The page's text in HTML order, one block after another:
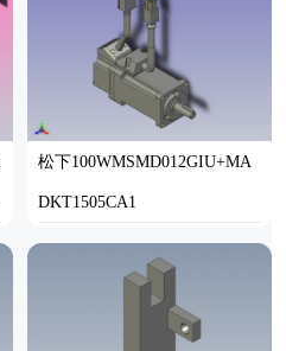
松下100WMSMD012GIU+MA
DKT1505CA1
STP